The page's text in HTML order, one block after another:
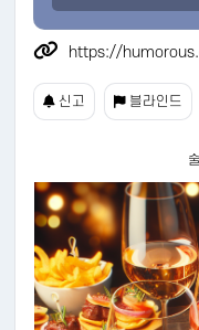
https://
신고 블라인드